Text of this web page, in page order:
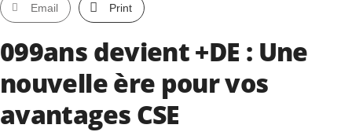
Email Print
099ans devient +DE : Une
nouvelle ère pour vos
avantages CSE